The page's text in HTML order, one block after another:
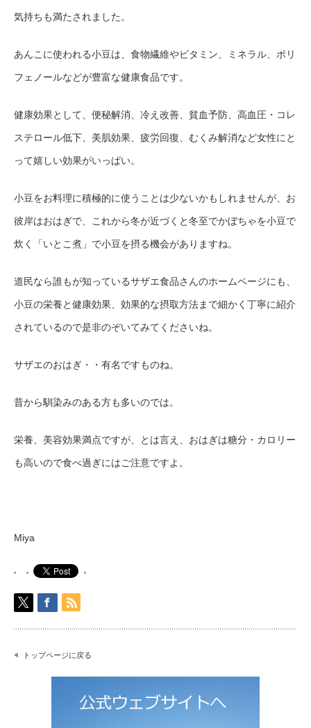
気持ちも満たされました。
あんこに使われる小豆は、食物繊維やビタミン、ミネラル、ポリ
フェノールなどが豊富な健康食品です。
健康効果として、便秘解消、冷え改善、貧血予防、高血圧・コレ
ステロール低下、美肌効果、疲労回復、むくみ解消など女性にと
って嬉しい効果がいっぱい。
小豆をお料理に積極的に使うことは少ないかもしれませんが、お
彼岸はおはぎで、これから冬が近づくと冬至でかぼちゃを小豆で
炊く「いとこ煮」で小豆を摂る機会がありますね。
道民なら誰もが知っているサザエ食品さんのホームページにも、
小豆の栄養と健康効果、効果的な摂取方法まで細かく丁寧に紹介
されているので是非のぞいてみてくださいね。
サザエのおはぎ・・有名ですものね。
昔から馴染みのある方も多いのでは。
栄養、美容効果満点ですが、とは言え、おはぎは糖分・カロリー
も高いので食べ過ぎにはご注意ですよ。
Miya
トップページに戻る